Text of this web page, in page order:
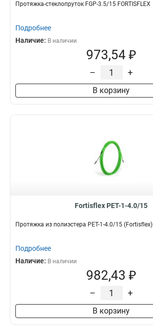
Протяжка-стеклопруток FGP-3.5/15 FORTISFLEX
Подробнее
Наличие: В наличии
973,54 ₽
– +
В корзину
Fortisflex PET-1-4.0/15
Протяжка из полиэстера PET-1-4.0/15 (Fortisflex)
Подробнее
Наличие: В наличии
982,43 ₽
– +
В корзину